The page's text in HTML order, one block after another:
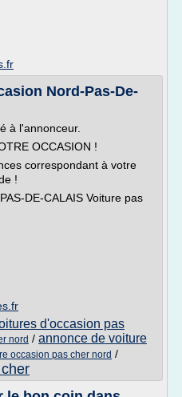
Nord-Pas-De-
à l'annonceur.
OCCASION !
correspondant à votre
!
DE-CALAIS Voiture pas
d'occasion pas
nord / annonce de voiture
occasion pas cher nord /